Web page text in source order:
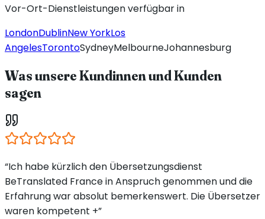
Vor-Ort-Dienstleistungen verfügbar in
LondonDublinNew YorkLos
AngelesTorontoSydneyMelbourneJohannesburg
Was unsere Kundinnen und Kunden
sagen
“Ich habe kürzlich den Übersetzungsdienst
BeTranslated France in Anspruch genommen und die
Erfahrung war absolut bemerkenswert. Die Übersetzer
waren kompetent +”